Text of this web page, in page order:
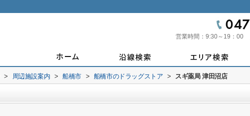
営業時間： 9:30～19：00
> 周辺施設案内 > 船橋市 > 船橋市のドラッグストア > スギ薬局 津田沼店